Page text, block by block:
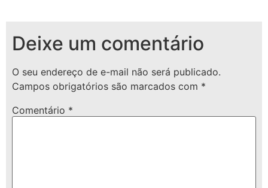
Deixe um comentário
O seu endereço de e-mail não será publicado.
Campos obrigatórios são marcados com *
Comentário *